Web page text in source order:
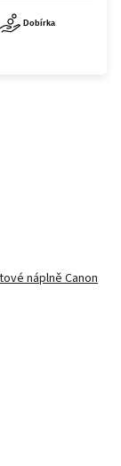
náplně Canon